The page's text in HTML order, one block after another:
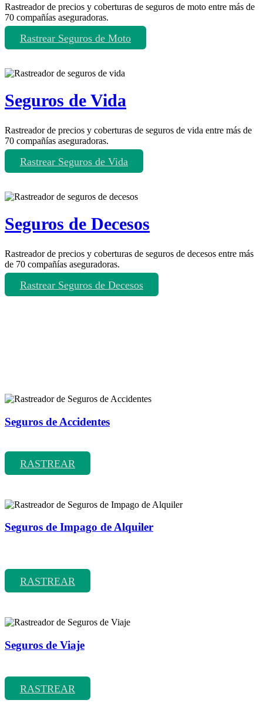
Rastreador de precios y coberturas de seguros de moto entre más de
70 compañías aseguradoras.
Rastrear Seguros de Moto
Seguros de Vida
Rastreador de precios y coberturas de seguros de vida entre más de
70 compañías aseguradoras.
Rastrear Seguros de Vida
Seguros de Decesos
Rastreador de precios y coberturas de seguros de decesos entre más
de 70 compañías aseguradoras.
Rastrear Seguros de Decesos
Seguros de Accidentes
RASTREAR
Seguros de Impago de Alquiler
RASTREAR
Seguros de Viaje
RASTREAR